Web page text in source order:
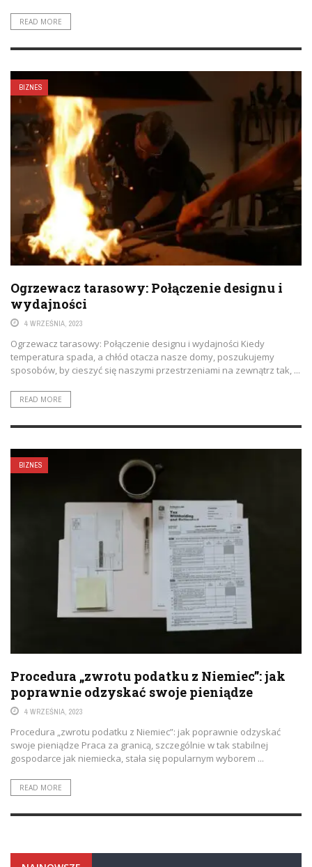
READ MORE
BIZNES
Ogrzewacz tarasowy: Połączenie designu i
wydajności
4 WRZEŚNIA, 2023
Ogrzewacz tarasowy: Połączenie designu i wydajności Kiedy
temperatura spada, a chłód otacza nasze domy, poszukujemy
sposobów, by cieszyć się naszymi przestrzeniami na zewnątrz tak, ...
READ MORE
BIZNES
Procedura „zwrotu podatku z Niemiec”: jak
poprawnie odzyskać swoje pieniądze
4 WRZEŚNIA, 2023
Procedura „zwrotu podatku z Niemiec”: jak poprawnie odzyskać
swoje pieniądze Praca za granicą, szczególnie w tak stabilnej
gospodarce jak niemiecka, stała się popularnym wyborem ...
READ MORE